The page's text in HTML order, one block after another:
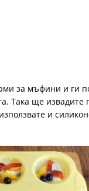
за мъфини и ги
Така ще извадите
и